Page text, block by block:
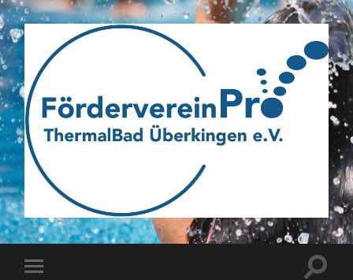
Webseite
des
Fördervereins